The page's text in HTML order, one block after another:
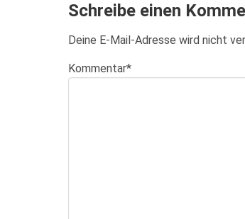
Schreibe einen
Deine E-Mail-Adresse wird nicht
Kommentar*